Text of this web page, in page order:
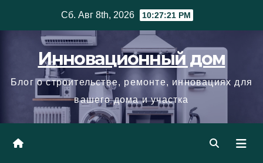
Сб. Авг 8th, 2026 10:27:22 PM
Инновационный дом
Блог о строительстве, ремонте, инновациях для
вашего дома и участка